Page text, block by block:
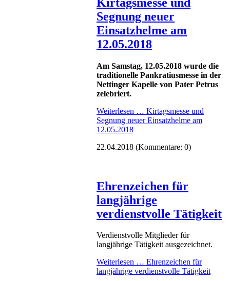
Segnung neuer
Einsatzhelme am
12.05.2018
Am Samstag, 12.05.2018 wurde die
traditionelle Pankratiusmesse in der
Nettinger Kapelle von Pater Petrus
zelebriert.
Weiterlesen … Kirtagsmesse und
Segnung neuer Einsatzhelme am
12.05.2018
22.04.2018 (Kommentare: 0)
Ehrenzeichen für
langjährige
verdienstvolle Tätigkeit
Verdienstvolle Mitglieder für
langjährige Tätigkeit ausgezeichnet.
Weiterlesen … Ehrenzeichen für
langjährige verdienstvolle Tätigkeit